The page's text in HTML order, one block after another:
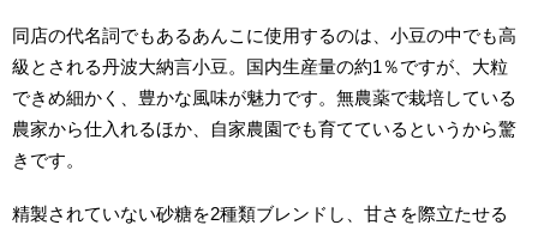
同店の代名詞でもあるあんこに使用するのは、小豆の中でも高
級とされる丹波大納言小豆。国内生産量の約1％ですが、大粒
できめ細かく、豊かな風味が魅力です。無農薬で栽培している
農家から仕入れるほか、自家農園でも育てているというから驚
きです。
精製されていない砂糖を2種類ブレンドし、甘さを際立たせる